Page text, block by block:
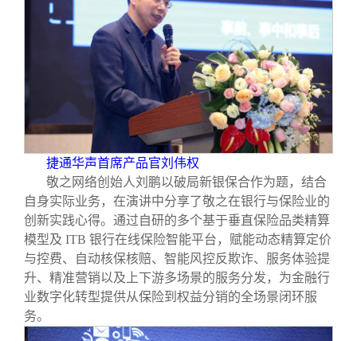
捷通华声首席产品官刘伟权
敬之网络创始人刘鹏以破局新银保合作为题，结合
自身实际业务，在演讲中分享了敬之在银行与保险业的
创新实践心得。通过自研的多个基于垂直保险品类精算
模型及 ITB 银行在线保险智能平台，赋能动态精算定价
与控费、自动核保核赔、智能风控反欺诈、服务体验提
升、精准营销以及上下游多场景的服务分发，为金融行
业数字化转型提供从保险到权益分销的全场景闭环服
务。